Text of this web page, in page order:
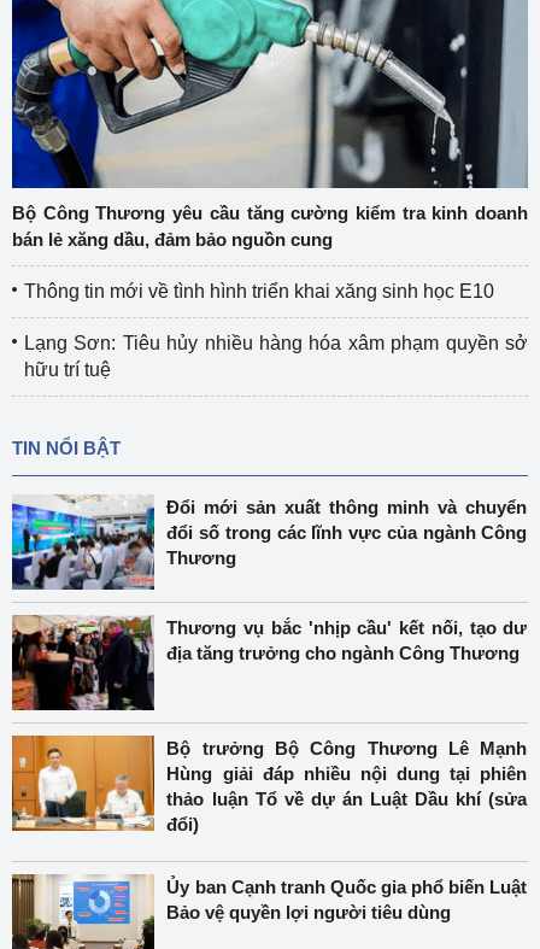
Bộ Công Thương yêu cầu tăng cường kiểm tra kinh doanh
bán lẻ xăng dầu, đảm bảo nguồn cung
Thông tin mới về tình hình triển khai xăng sinh học E10
Lạng Sơn: Tiêu hủy nhiều hàng hóa xâm phạm quyền sở
hữu trí tuệ
TIN NỔI BẬT
Đổi mới sản xuất thông minh và chuyển
đổi số trong các lĩnh vực của ngành Công
Thương
Thương vụ bắc 'nhịp cầu' kết nối, tạo dư
địa tăng trưởng cho ngành Công Thương
Bộ trưởng Bộ Công Thương Lê Mạnh
Hùng giải đáp nhiều nội dung tại phiên
thảo luận Tổ về dự án Luật Dầu khí (sửa
đổi)
Ủy ban Cạnh tranh Quốc gia phổ biến Luật
Bảo vệ quyền lợi người tiêu dùng